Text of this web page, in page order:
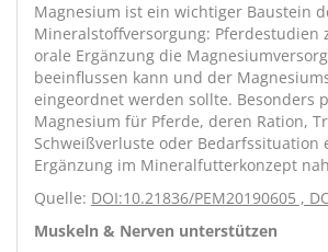
Magnesium ist ein wichtiger Baustein
Mineralstoffversorgung: Pferdestudien
orale Ergänzung die
beeinflussen kann und der
eingeordnet werden sollte. Besonders
Magnesium für Pferde, deren Ration,
Schweißverluste oder Bedarfssituation
Ergänzung im Mineralfutterkonzept
Quelle: DOI:10.21836/PEM20190605 ,
Muskeln & Nerven unterstützen